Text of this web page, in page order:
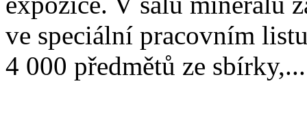
ve speciální pracovním
4 000 předmětů ze sbírky,...